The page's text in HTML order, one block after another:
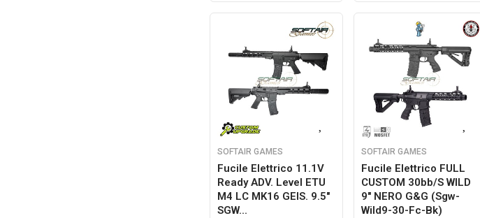
SOFTAIR GAMES
Fucile Elettrico 11.1V
Ready ADV. Level ETU
M4 LC MK16 GEIS. 9.5"
SGW...
SOFTAIR GAMES
Fucile Elettrico FULL
CUSTOM 30bb/s WILD
9" NERO G&g (sgw-
Wild9-30-Fc-Bk)